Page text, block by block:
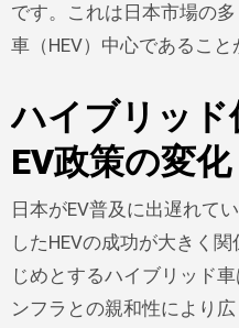
です。これは日本市場の
車（HEV）中心であること
ハイブリッド
EV政策の変化
日本がEV普及に出遅れて
したHEVの成功が大きく
じめとするハイブリッド
ンフラとの親和性により